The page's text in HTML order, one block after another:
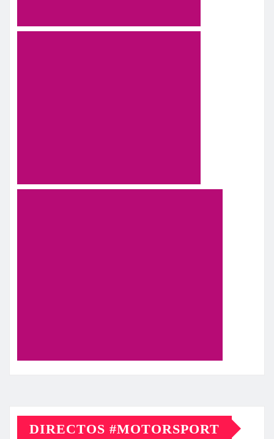
DIRECTOS #MOTORSPORT